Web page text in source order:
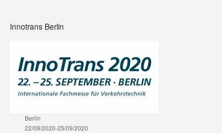
Innotrans Berlin
Berlin
22/09/2020-25/09/2020